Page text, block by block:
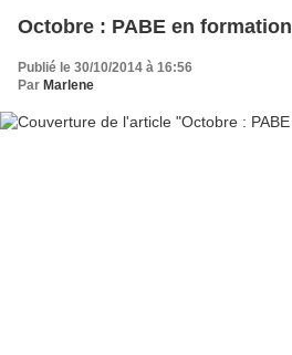
Octobre : PABE en formation
Publié le 30/10/2014 à 16:56
Par Marlene